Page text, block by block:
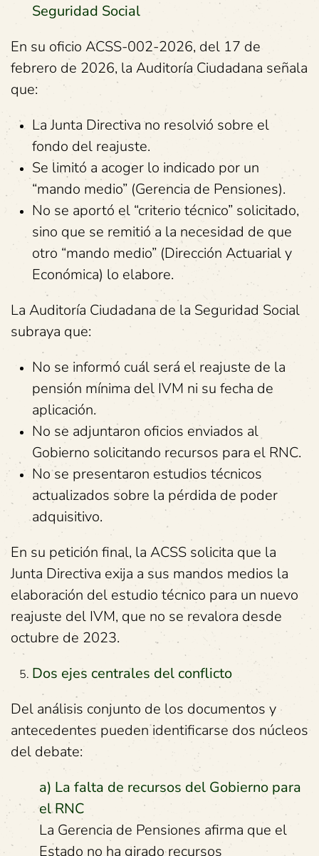
Seguridad Social
En su oficio ACSS-002-2026, del 17 de
febrero de 2026, la Auditoría Ciudadana señala
que:
La Junta Directiva no resolvió sobre el
fondo del reajuste.
Se limitó a acoger lo indicado por un
“mando medio” (Gerencia de Pensiones).
No se aportó el “criterio técnico” solicitado,
sino que se remitió a la necesidad de que
otro “mando medio” (Dirección Actuarial y
Económica) lo elabore.
La Auditoría Ciudadana de la Seguridad Social
subraya que:
No se informó cuál será el reajuste de la
pensión mínima del IVM ni su fecha de
aplicación.
No se adjuntaron oficios enviados al
Gobierno solicitando recursos para el RNC.
No se presentaron estudios técnicos
actualizados sobre la pérdida de poder
adquisitivo.
En su petición final, la ACSS solicita que la
Junta Directiva exija a sus mandos medios la
elaboración del estudio técnico para un nuevo
reajuste del IVM, que no se revalora desde
octubre de 2023.
Dos ejes centrales del conflicto
Del análisis conjunto de los documentos y
antecedentes pueden identificarse dos núcleos
del debate:
a) La falta de recursos del Gobierno para
el RNC
La Gerencia de Pensiones afirma que el
Estado no ha girado recursos